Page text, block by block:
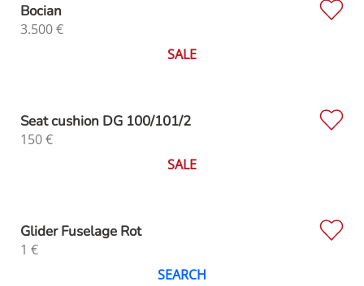
Bocian
3.500€
SALE
Seat cushion DG 100/101/2
150€
SALE
Glider Fuselage Rot
1 €
SEARCH